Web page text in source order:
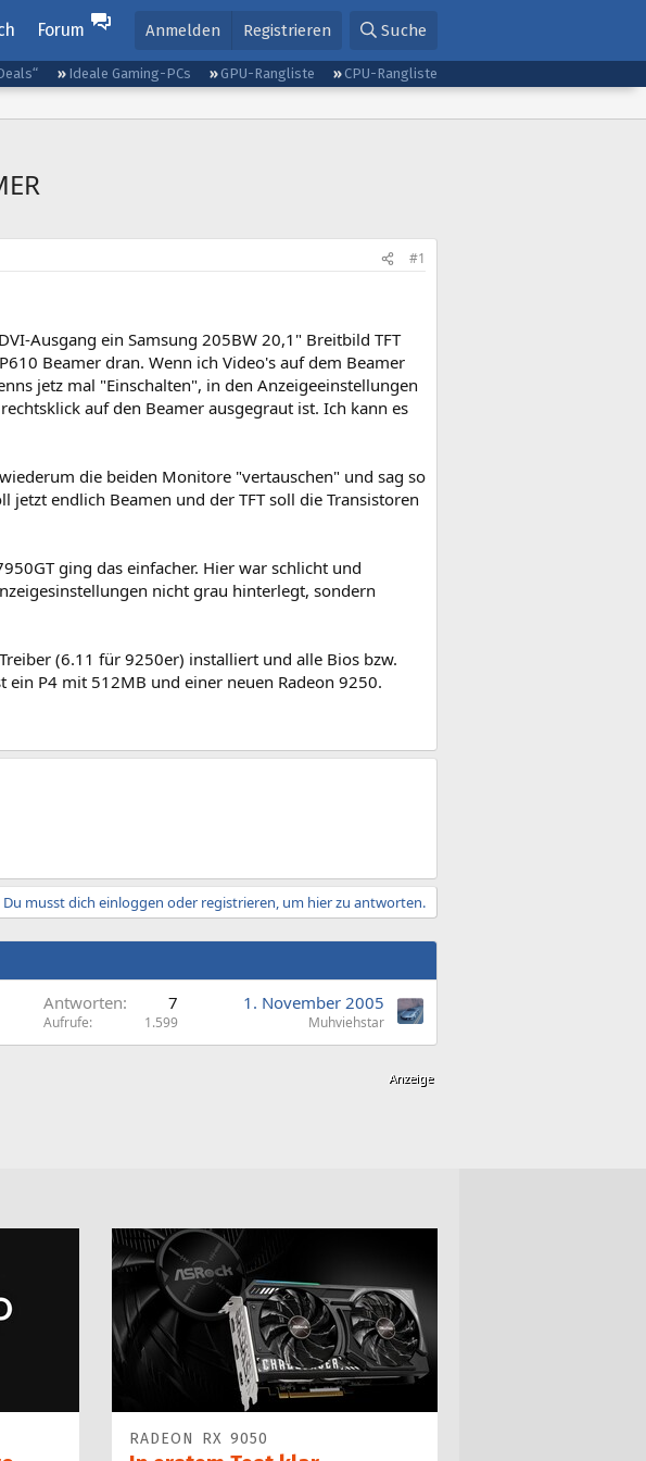
Forum Anmelden Registrieren Suche
Ideale Gaming-PCs GPU-Rangliste
CPU-Rangliste
#1
Ausgang ein Samsung 205BW 20,1" Breitbild TFT
Beamer dran. Wenn ich Video's auf dem Beamer
jetz mal "Einschalten", in den Anzeigeeinstellungen
auf den Beamer ausgegraut ist. Ich kann es
die beiden Monitore "vertauschen" und sag so
jetzt endlich Beamen und der TFT soll die Transistoren
ging das einfacher. Hier war schlicht und
nicht grau hinterlegt, sondern
(6.11 für 9250er) installiert und alle Bios bzw.
P4 mit 512MB und einer neuen Radeon 9250.
Du musst dich einloggen oder registrieren, um hier zu antworten.
Antworten 7
Aufrufe 1.599
1. November 2005
Muhviehstar
RADEON RX 9050